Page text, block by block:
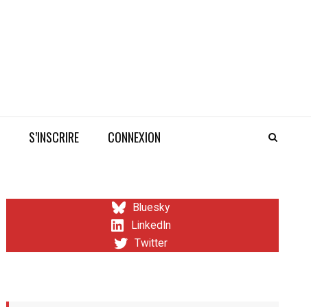
S’INSCRIRE CONNEXION
Bluesky
LinkedIn
Twitter